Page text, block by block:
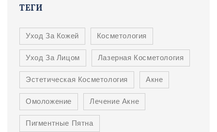
ТЕГИ
Уход За Кожей
Косметология
Уход За Лицом
Лазерная Косметология
Эстетическая Косметология
Акне
Омоложение
Лечение Акне
Пигментные Пятна